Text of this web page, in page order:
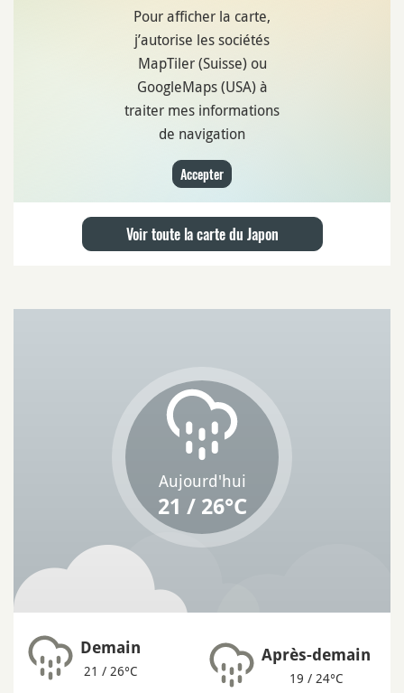
Pour afficher la carte,
j’autorise les sociétés
MapTiler (Suisse) ou
GoogleMaps (USA) à
traiter mes informations
de navigation
Accepter
Voir toute la carte du Japon
Aujourd'hui
21 / 26°C
Demain
21 / 26°C
Après-demain
19 / 24°C